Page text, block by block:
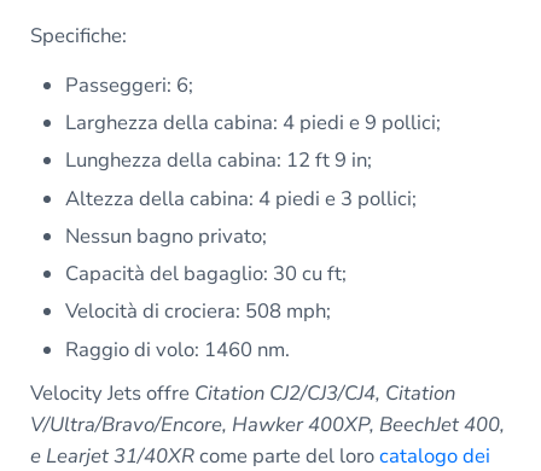
Specifiche:
Passeggeri: 6;
Larghezza della cabina: 4 piedi e 9 pollici;
Lunghezza della cabina: 12 ft 9 in;
Altezza della cabina: 4 piedi e 3 pollici;
Nessun bagno privato;
Capacità del bagaglio: 30 cu ft;
Velocità di crociera: 508 mph;
Raggio di volo: 1460 nm.
Velocity Jets offre Citation CJ2/CJ3/CJ4, Citation
V/Ultra/Bravo/Encore, Hawker 400XP, BeechJet 400,
e Learjet 31/40XRcome parte del lorocatalogo dei